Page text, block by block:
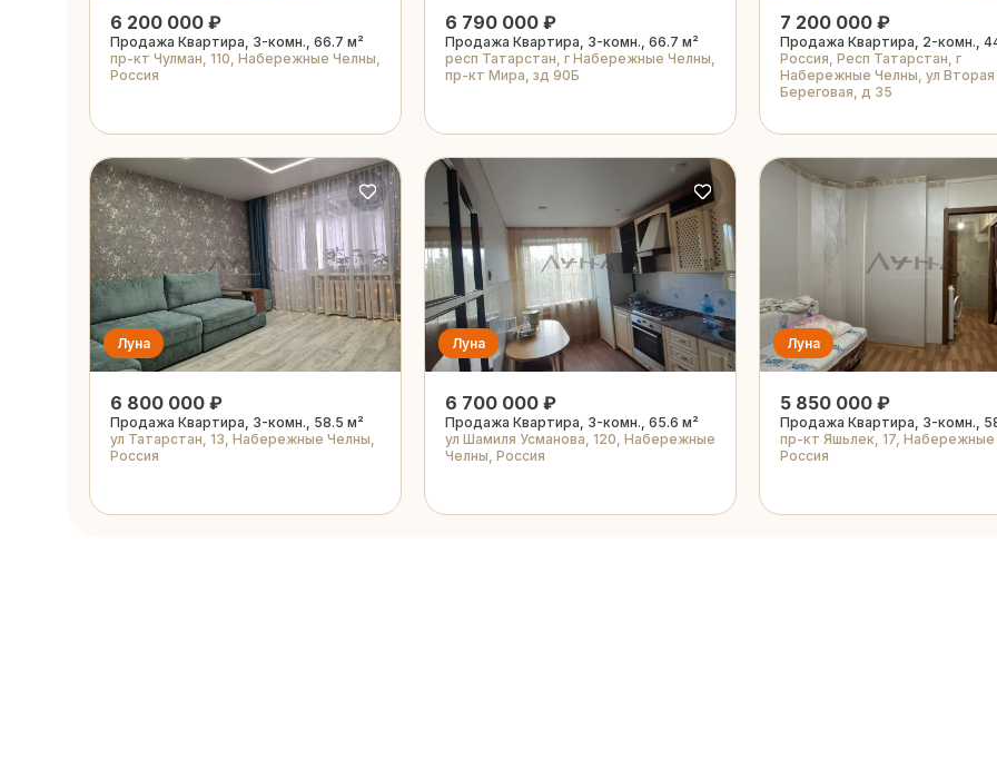
6 200 000 ₽
Продажа Квартира, 3-комн., 66.7 м²
пр-кт Чулман, 110, Набережные Челны,
Россия
6 790 000 ₽
Продажа Квартира, 3-комн., 66.7 м²
респ Татарстан, г Набережные Челны,
пр-кт Мира, зд 90Б
7 200 000 ₽
Продажа Квартира, 2-комн.,
Россия, Респ Татарстан, г
Набережные Челны, ул Вторая
Береговая, д 35
Луна
6 800 000 ₽
Продажа Квартира, 3-комн., 58.5 м²
ул Татарстан, 13, Набережные Челны,
Россия
Луна
6 700 000 ₽
Продажа Квартира, 3-комн., 65.6 м²
ул Шамиля Усманова, 120, Набережные
Челны, Россия
Луна
5 850 000 ₽
Продажа Квартира, 3-комн.,
пр-кт Яшьлек, 17,
Россия